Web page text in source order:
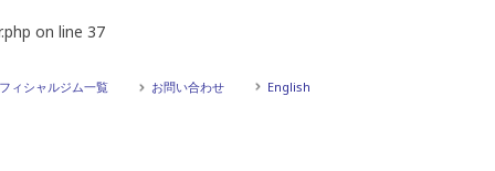
on line 37
ィシャルジム一覧 お問い合わせ English